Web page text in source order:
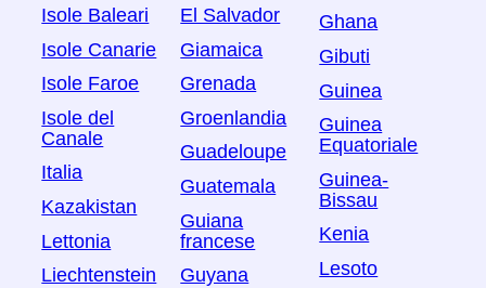
Isole Baleari
Isole Canarie
Isole Faroe
Isole del
Canale
Italia
Kazakistan
Lettonia
Liechtenstein
El Salvador
Giamaica
Grenada
Groenlandia
Guadeloupe
Guatemala
Guiana
francese
Guyana
Ghana
Gibuti
Guinea
Guinea
Equatoriale
Guinea-
Bissau
Kenia
Lesoto